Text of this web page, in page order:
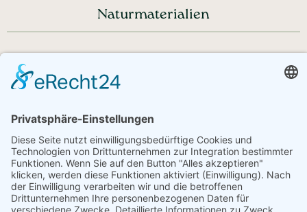
Naturmaterialien
Haben Sie noch Fragen?
+43 720 353535 - Rückrufservice
service@regionale-produkte.online
© Regionale Produkte | powered by